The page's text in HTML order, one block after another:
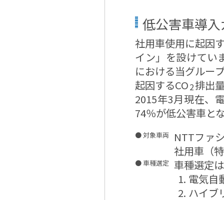
低公害車導
社用車使用に起因
イン」を設けてい
における当グルー
起因するCO2排出
2015年3月現在、
74％が低公害車と
● 対象車両
NTTファ
社用車（
● 車種選定 車種選定
1. 電気自
2. ハイブ